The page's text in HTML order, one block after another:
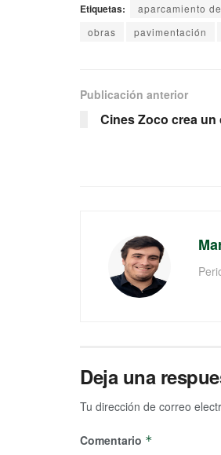
Etiquetas: aparcamiento
obras
pavimentación
Publicación anterior
Cines Zoco crea
Deja una
Tu dirección de correo
Comentario *